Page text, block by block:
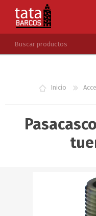
LISTA DE DESEOS
Inicio